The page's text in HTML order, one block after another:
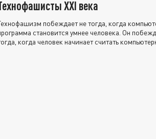
XXI века
побеждает не тогда, когда
становится умнее человека. Он
когда человек начинает считать